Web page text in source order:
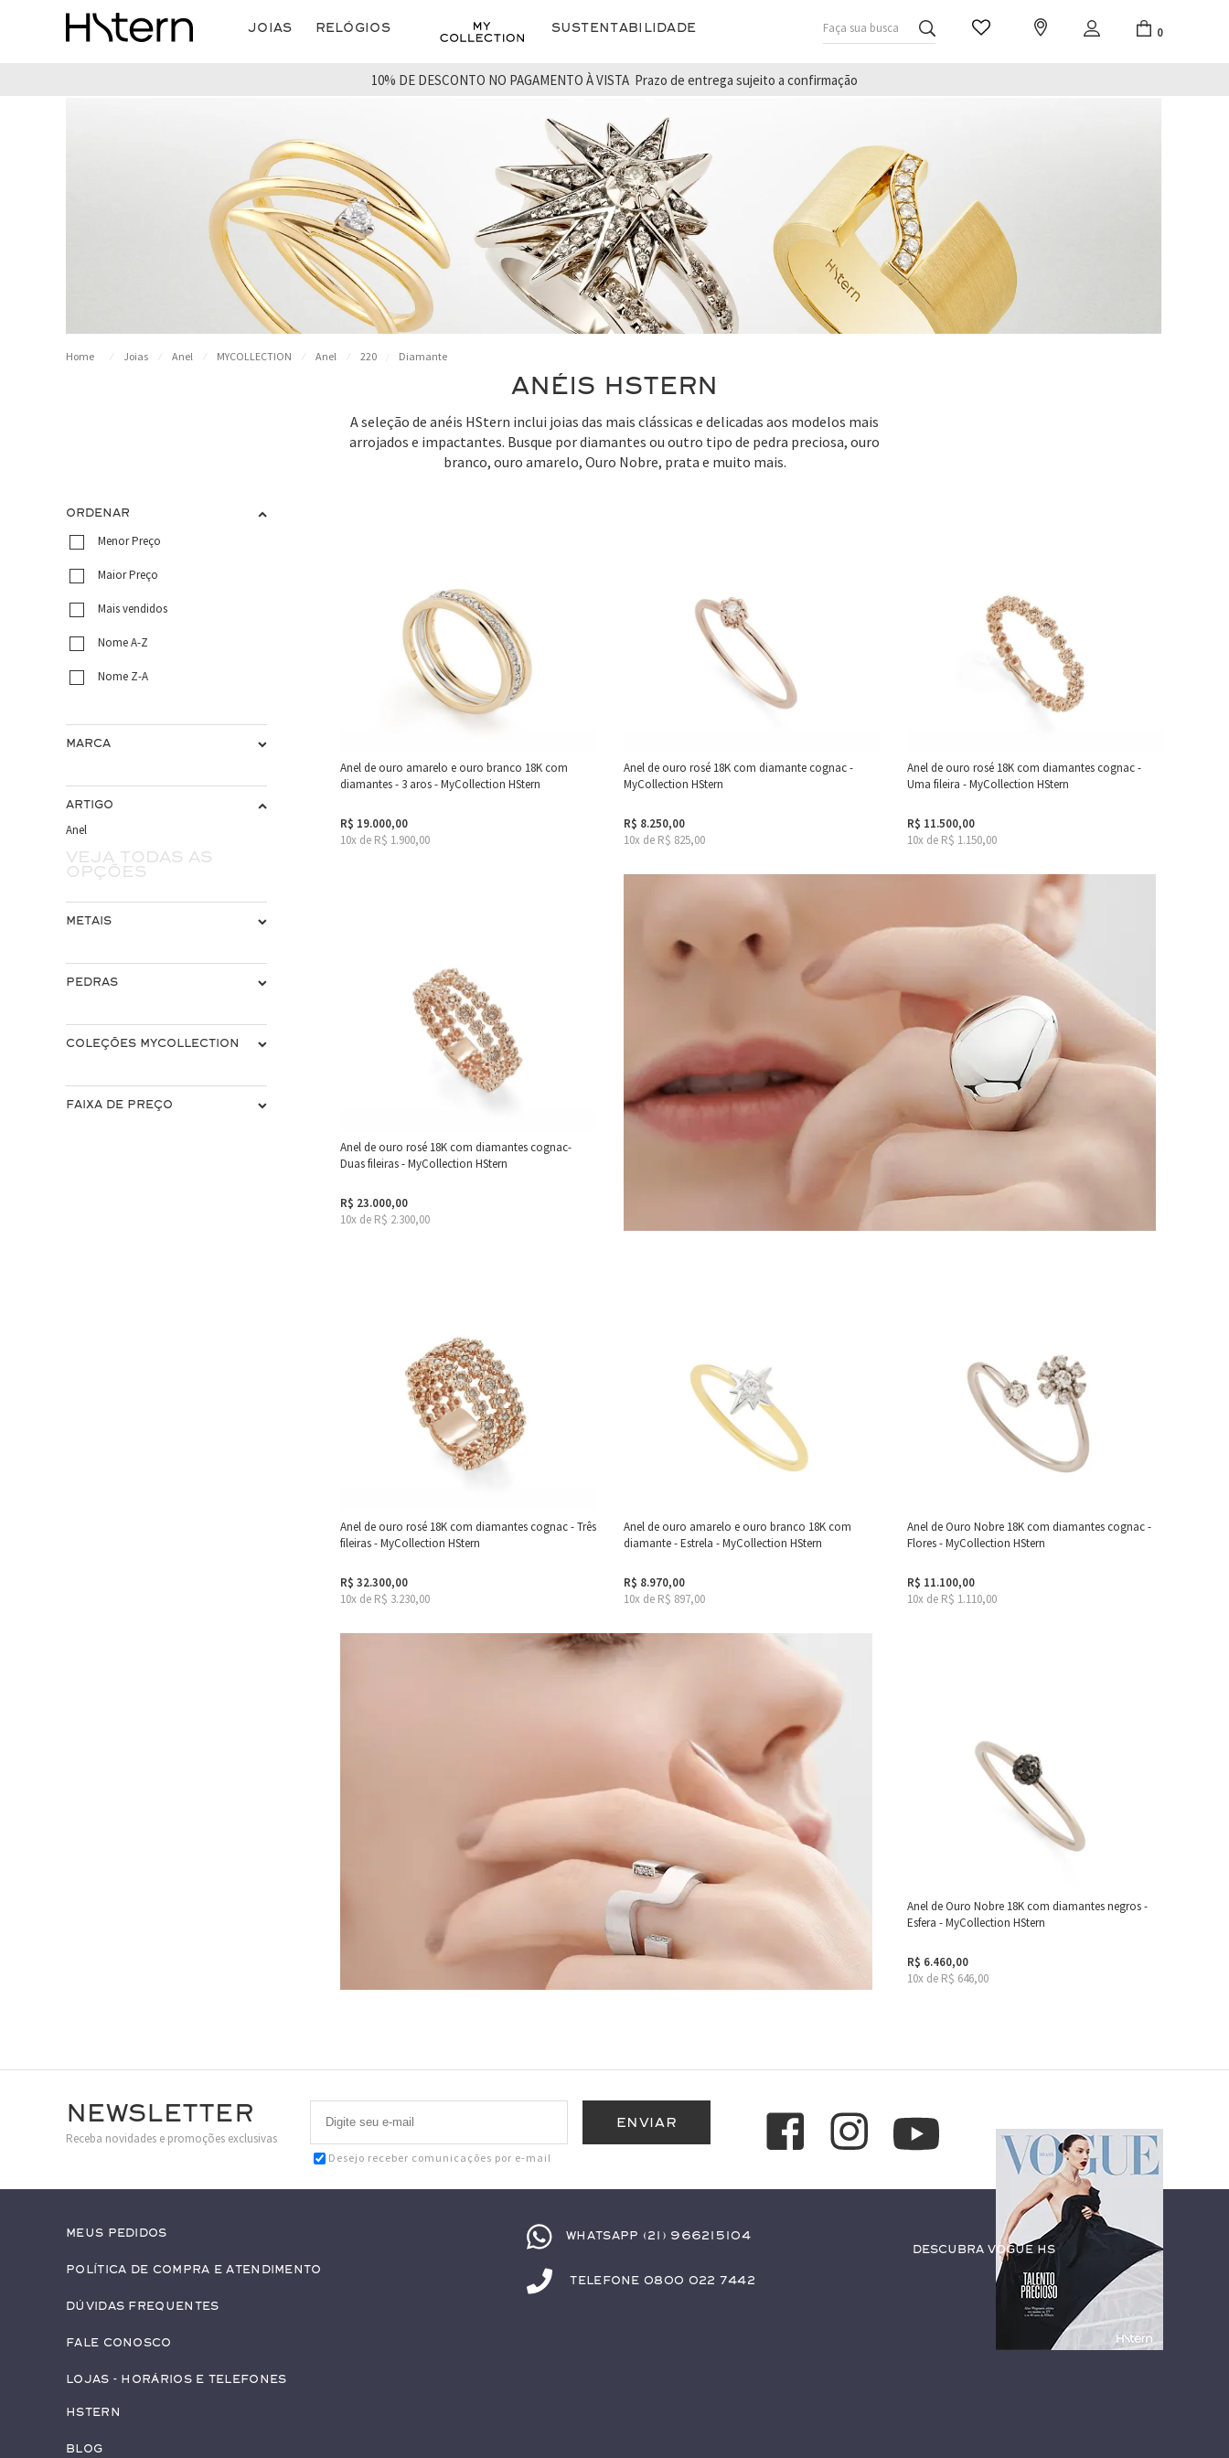
Joias Relógios Sustentabilidade Faça sua busca 0
10% DE DESCONTO NO PAGAMENTO À VISTA Prazo de entrega sujeito a confirmação
Joias Anel MYCOLLECTION Anel 220 Diamante
ANÉIS HSTERN
A seleção de anéis HStern inclui joias das mais clássicas e delicadas aos modelos mais
arrojados e impactantes. Busque por diamantes ou outro tipo de pedra preciosa, ouro
branco, ouro amarelo, Ouro Nobre, prata e muito mais.
ORDENAR
Menor Preço
Maior Preço
Mais vendidos
Nome A-Z
Nome Z-A
MARCA
ARTIGO
Anel
Veja todas as
opções
METAIS
PEDRAS
COLEÇÕES MYCOLLECTION
FAIXA DE PREÇO
Anel de ouro amarelo e ouro branco 18K com
diamantes - 3 aros - MyCollection HStern
R$ 19.000,00
10x de R$ 1.900,00
Anel de ouro rosé 18K com diamante cognac -
MyCollection HStern
R$ 8.250,00
10x de R$ 825,00
Anel de ouro rosé 18K com diamantes cognac -
Uma fileira - MyCollection HStern
R$ 11.500,00
10x de R$ 1.150,00
Anel de ouro rosé 18K com diamantes cognac-
Duas fileiras - MyCollection HStern
R$ 23.000,00
10x de R$ 2.300,00
Anel de ouro rosé 18K com diamantes cognac - Três
fileiras - MyCollection HStern
R$ 32.300,00
10x de R$ 3.230,00
Anel de ouro amarelo e ouro branco 18K com
diamante - Estrela - MyCollection HStern
R$ 8.970,00
10x de R$ 897,00
Anel de Ouro Nobre 18K com diamantes cognac -
Flores - MyCollection HStern
R$ 11.100,00
10x de R$ 1.110,00
Anel de Ouro Nobre 18K com diamantes negros -
Esfera - MyCollection HStern
R$ 6.460,00
10x de R$ 646,00
Newsletter
Receba novidades e promoções exclusivas
Desejo receber comunicações por e-mail
Meus pedidos
Política de Compra e Atendimento
Dúvidas Frequentes
Fale conosco
Lojas - Horários e Telefones
HStern
Blog
Whatsapp (21) 966215104
Telefone 0800 022 7442
Descubra Vogue HS